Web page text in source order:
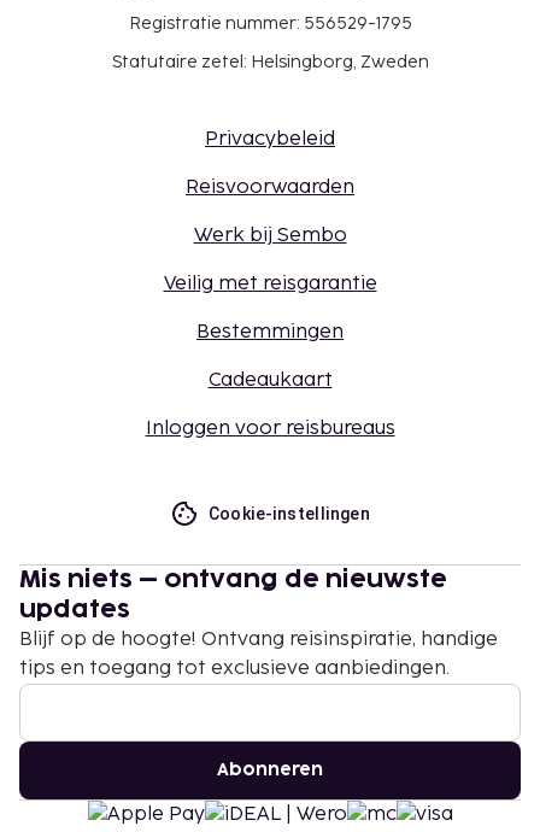
Registratie nummer: 556529-1795
Statutaire zetel: Helsingborg, Zweden
Privacybeleid
Reisvoorwaarden
Werk bij Sembo
Veilig met reisgarantie
Bestemmingen
Cadeaukaart
Inloggen voor reisbureaus
Cookie-instellingen
Mis niets – ontvang de nieuwste
updates
Blijf op de hoogte! Ontvang reisinspiratie, handige
tips en toegang tot exclusieve aanbiedingen.
Abonneren